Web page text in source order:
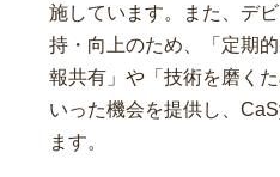
施しています。また、デ
持・向上のため、「定期
報共有」や「技術を磨く
いった機会を提供し、
ます。